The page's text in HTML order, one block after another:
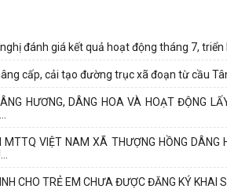
đánh giá kết quả hoạt động tháng 7,
cấp, cải tạo đường trục xã đoạn từ cầu
HƯƠNG, DÂNG HOA VÀ HOẠT ĐỘNG
VIỆT NAM XÃ THƯỢNG HỒNG DÂNG
CHO TRẺ EM CHƯA ĐƯỢC ĐĂNG KÝ KHAI